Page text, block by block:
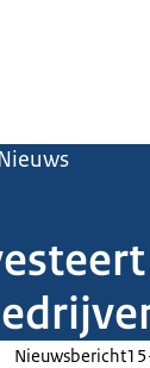
Nieuws
Nieuwsbericht